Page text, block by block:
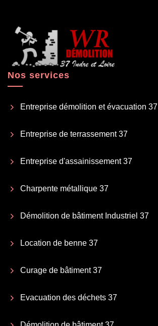
Nos services
Entreprise démolition et évacuation 37
Entreprise de terrassement 37
Entreprise d'assainissement 37
Charpente métallique 37
Démolition de bâtiment Industriel 37
Location de benne 37
Curage de bâtiment 37
Evacuation des déchets 37